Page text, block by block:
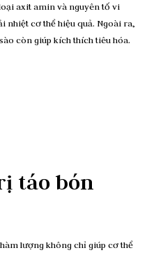
axit amin và nguyên tố vi
nhiệt cơ thể hiệu quả. Ngoài ra,
còn giúp kích thích tiêu hóa.
táo bón
lượng không chỉ giúp cơ thể